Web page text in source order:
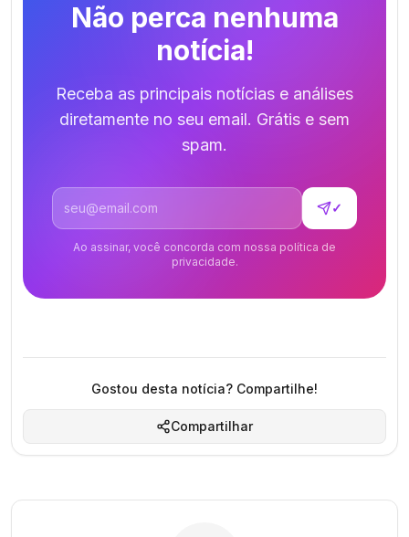
Não perca nenhuma
notícia!
Receba as principais notícias e análises
diretamente no seu email. Grátis e sem
spam.
Endereço de email
✓
Ao assinar, você concorda com nossa política de
privacidade.
Gostou desta notícia? Compartilhe!
Compartilhar